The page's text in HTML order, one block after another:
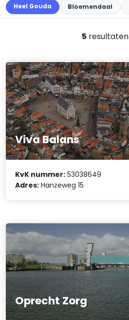
Heel Gouda Bloemendaal
5 resultaten
Viva Balans
KvK nummer: 53038649
Adres: Hanzeweg 15
Oprecht Zorg